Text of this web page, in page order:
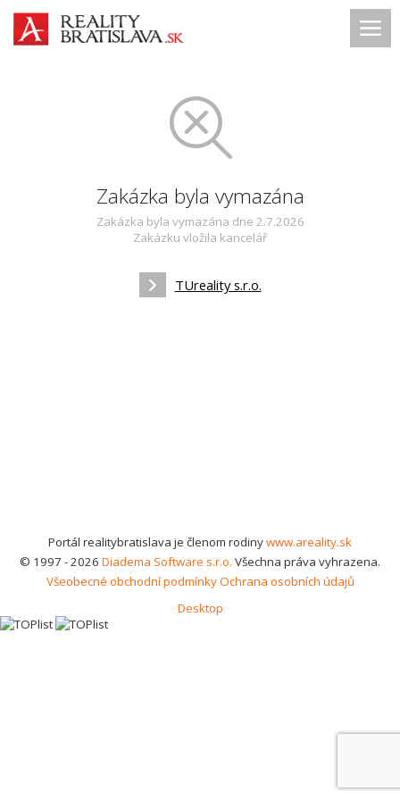
Zakázka byla vymazána
Zakázka byla vymazána dne 2.7.2026
Zakázku vložila kancelář
TUreality s.r.o.
Portál realitybratislava je členom rodinywww.areality.sk
© 1997 - 2026 Diadema Software s.r.o. Všechna práva vyhrazena.
Všeobecné obchodní podmínkyOchrana osobních údajů
Desktop